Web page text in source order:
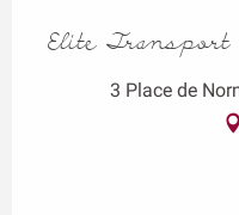
Elite Transport
3 Place de